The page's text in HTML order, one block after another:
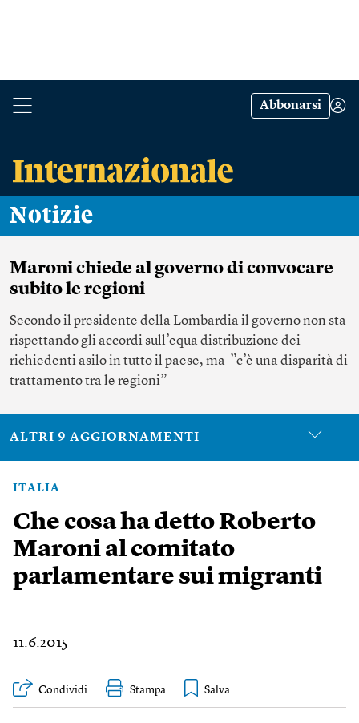
Abbonarsi
Notizie
Maroni chiede al governo di convocare
subito le regioni
Secondo il presidente della Lombardia il governo non sta
rispettando gli accordi sull’equa distribuzione dei
richiedenti asilo in tutto il paese, ma ”c’è una disparità di
trattamento tra le regioni”
ALTRI 9 AGGIORNAMENTI
ITALIA
Che cosa ha detto Roberto
Maroni al comitato
parlamentare sui migranti
11.6.2015
Condividi Stampa